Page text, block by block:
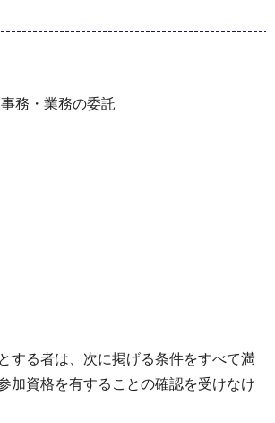
務・業務の委託
する者は、次に掲げる条件をすべて満
加資格を有することの確認を受けなけ